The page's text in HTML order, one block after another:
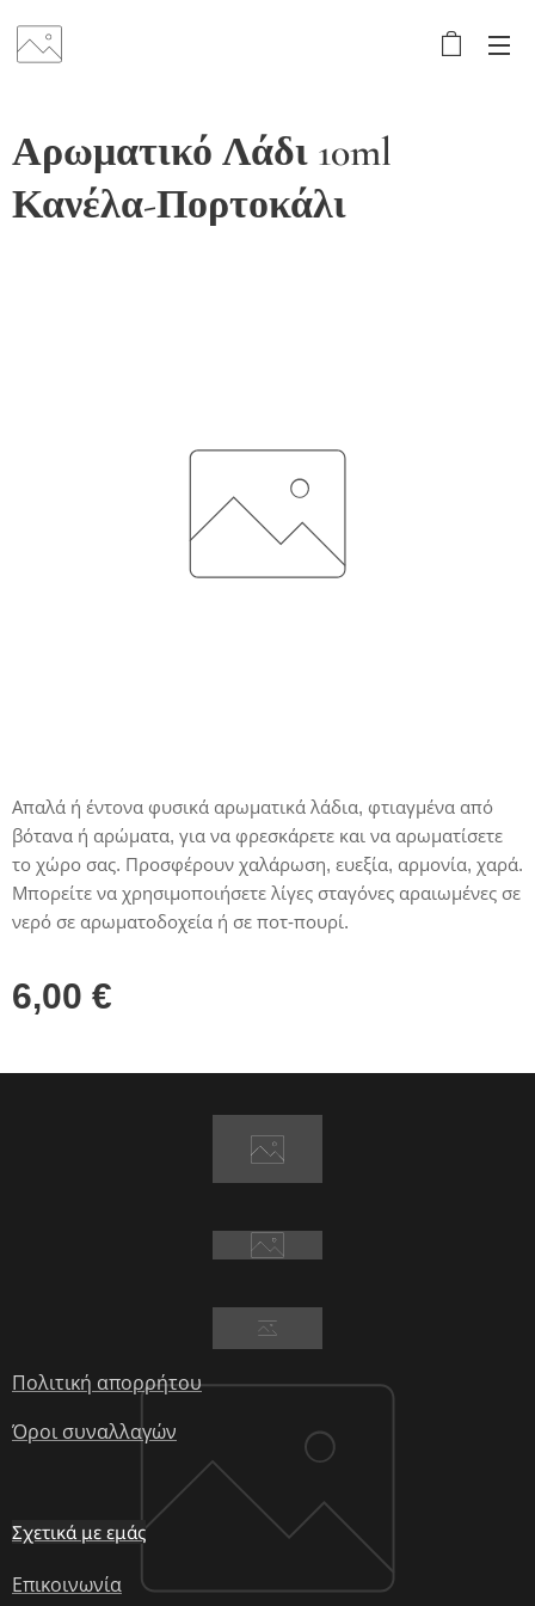
Αρωματικό Λάδι 10ml
Κανέλα-Πορτοκάλι
Απαλά ή έντονα φυσικά αρωματικά λάδια, φτιαγμένα από
βότανα ή αρώματα, για να φρεσκάρετε και να αρωματίσετε
το χώρο σας. Προσφέρουν χαλάρωση, ευεξία, αρμονία, χαρά.
Μπορείτε να χρησιμοποιήσετε λίγες σταγόνες αραιωμένες σε
νερό σε αρωματοδοχεία ή σε ποτ-πουρί.
6,00 €
Πολιτική απορρήτου
Όροι συναλλαγών
Σχετικά με εμάς
Επικοινωνία